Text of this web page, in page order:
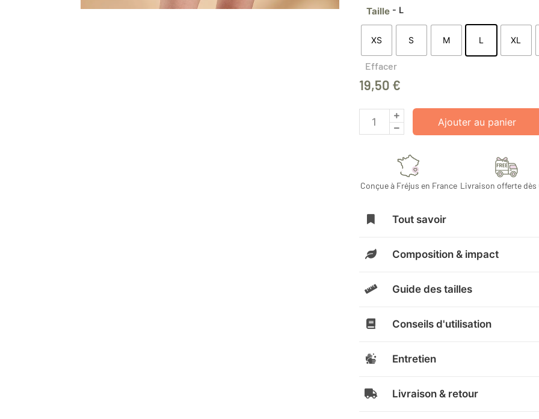
Taille - L
XS S M L XL
Effacer
19,50 €
Ajouter au panier
Conçue à Fréjus en France Livraison offerte dès
Tout savoir
Composition & impact
Guide des tailles
Conseils d'utilisation
Entretien
Livraison & retour